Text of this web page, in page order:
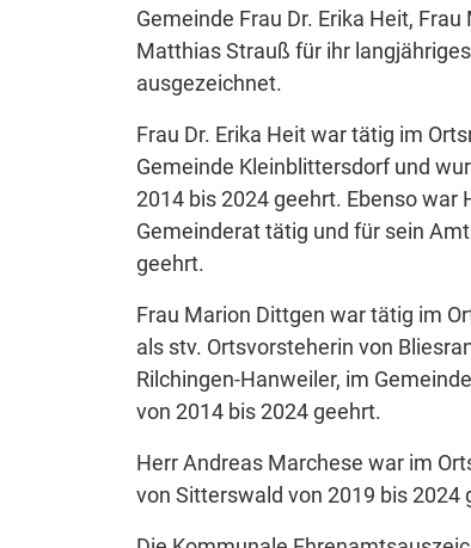
Gemeinde Frau Dr. Erika Heit,
Matthias Strauß für ihr
ausgezeichnet.
Frau Dr. Erika Heit war tätig im
Gemeinde Kleinblittersdorf und
2014 bis 2024 geehrt. Ebenso
Gemeinderat tätig und für sein
geehrt.
Frau Marion Dittgen war tätig im
als stv. Ortsvorsteherin von
Rilchingen-Hanweiler, im
von 2014 bis 2024 geehrt.
Herr Andreas Marchese war im
von Sitterswald von 2019 bis 2024